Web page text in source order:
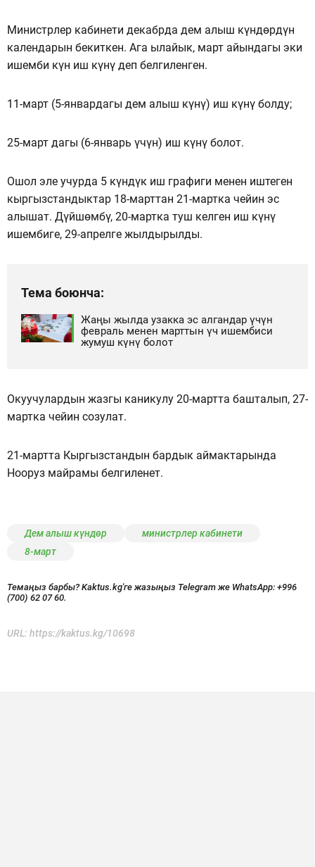
Министрлер кабинети декабрда дем алыш күндөрдүн
календарын бекиткен. Ага ылайык, март айындагы эки
ишемби күн иш күнү деп белгиленген.
11-март (5-январдагы дем алыш күнү) иш күнү болду;
25-март дагы (6-январь үчүн) иш күнү болот.
Ошол эле учурда 5 күндүк иш графиги менен иштеген
кыргызстандыктар 18-марттан 21-мартка чейин эс
алышат. Дүйшөмбү, 20-мартка туш келген иш күнү
ишембиге, 29-апрелге жылдырылды.
Тема боюнча:
Жаңы жылда узакка эс алгандар үчүн
февраль менен марттын үч ишембиси
жумуш күнү болот
Окуучулардын жазгы каникулу 20-мартта башталып, 27-
мартка чейин созулат.
21-мартта Кыргызстандын бардык аймактарында
Нооруз майрамы белгиленет.
Дем алыш күндөр
министрлер кабинети
8-март
Темаңыз барбы? Kaktus.kg'ге жазыңыз Telegram же WhatsApp: +996
(700) 62 07 60.
URL: https://kaktus.kg/10698